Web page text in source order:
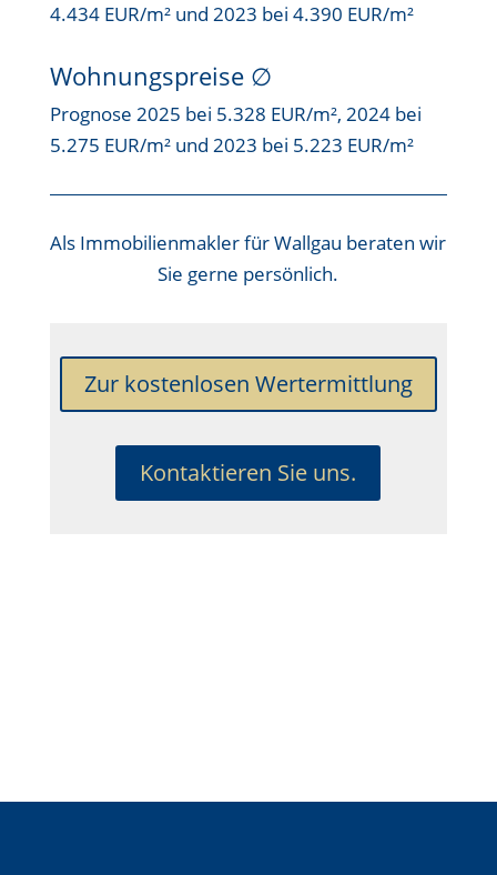
4.434 EUR/m² und 2023 bei 4.390 EUR/m²
Wohnungspreise ∅
Prognose 2025 bei 5.328 EUR/m², 2024 bei
5.275 EUR/m² und 2023 bei 5.223 EUR/m²
Als Immobilienmakler für Wallgau beraten wir
Sie gerne persönlich.
Zur kostenlosen Wertermittlung
Kontaktieren Sie uns.